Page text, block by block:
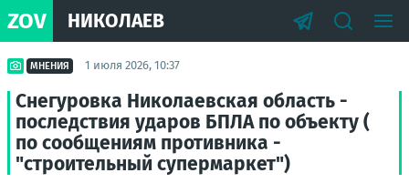
ZOV НИКОЛАЕВ
МНЕНИЯ 1 июля 2026, 10:37
Снегуровка Николаевская область -
последствия ударов БПЛА по объекту (
по сообщениям противника -
"строительный супермаркет")